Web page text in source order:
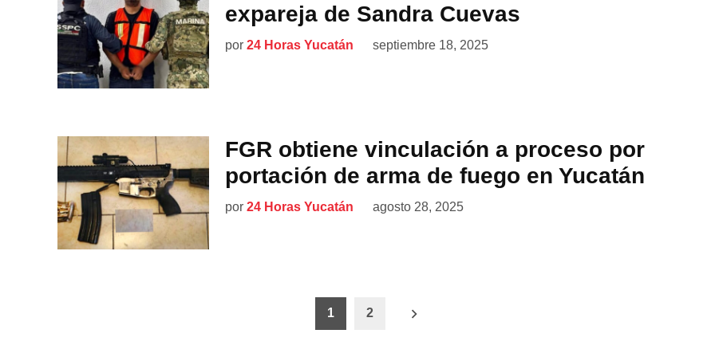
expareja de Sandra Cuevas
por 24 Horas Yucatán septiembre 18, 2025
FGR obtiene vinculación a proceso por
portación de arma de fuego en Yucatán
por 24 Horas Yucatán agosto 28, 2025
1 2